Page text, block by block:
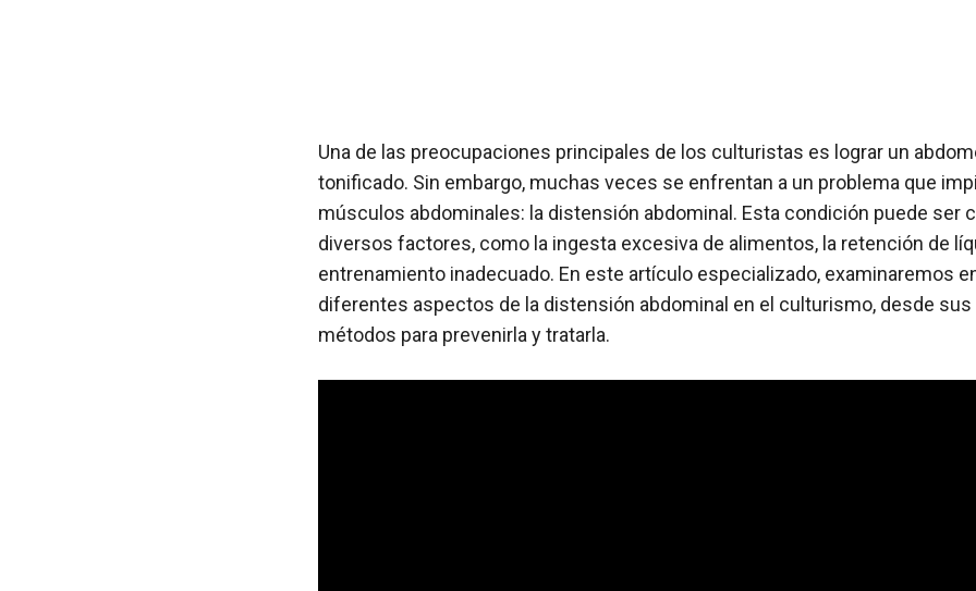
Una de las preocupaciones principales de los culturistas es lograr un
tonificado. Sin embargo, muchas veces se enfrentan a un problema que
músculos abdominales: la distensión abdominal. Esta condición puede ser
diversos factores, como la ingesta excesiva de alimentos, la retención de
entrenamiento inadecuado. En este artículo especializado, examinaremos
diferentes aspectos de la distensión abdominal en el culturismo, desde
métodos para prevenirla y tratarla.